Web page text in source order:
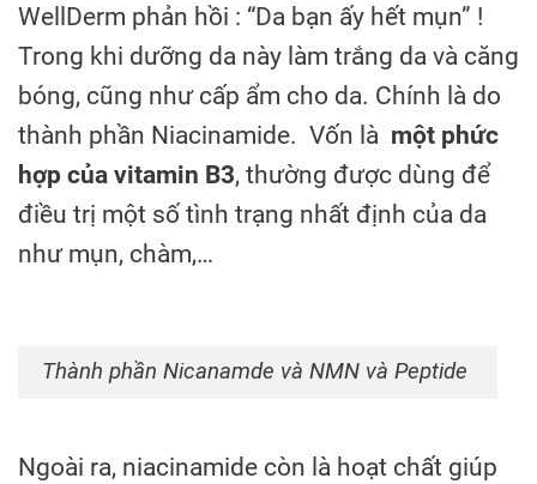
WellDerm phản hồi : “Da bạn ấy hết mụn” !
Trong khi dưỡng da này làm trắng da và căng
bóng, cũng như cấp ẩm cho da. Chính là do
thành phần Niacinamide. Vốn là một phức
hợp của vitamin B3, thường được dùng để
điều trị một số tình trạng nhất định của da
như mụn, chàm,…
Thành phần Nicanamde và NMN và Peptide
Ngoài ra, niacinamide còn là hoạt chất giúp